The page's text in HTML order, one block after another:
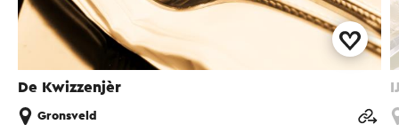
De Kwizzenjèr
Gronsveld